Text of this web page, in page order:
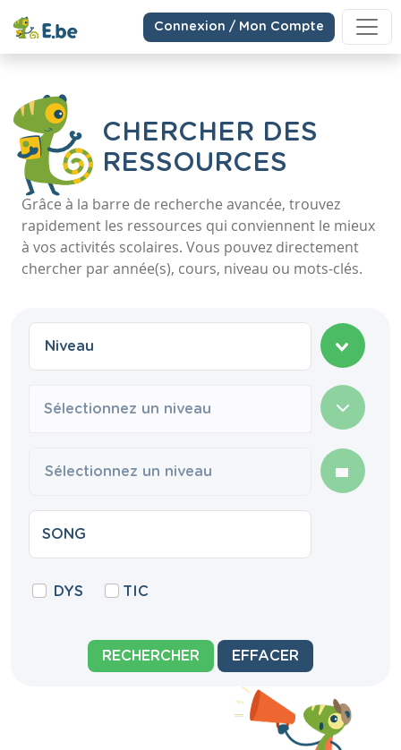
Connexion / Mon Compte
CHERCHER DES
RESSOURCES
Grâce à la barre de recherche avancée, trouvez
rapidement les ressources qui conviennent le mieux
à vos activités scolaires. Vous pouvez directement
chercher par année(s), cours, niveau ou mots-clés.
Sélectionnez un niveau
DYS TIC
RECHERCHER EFFACER